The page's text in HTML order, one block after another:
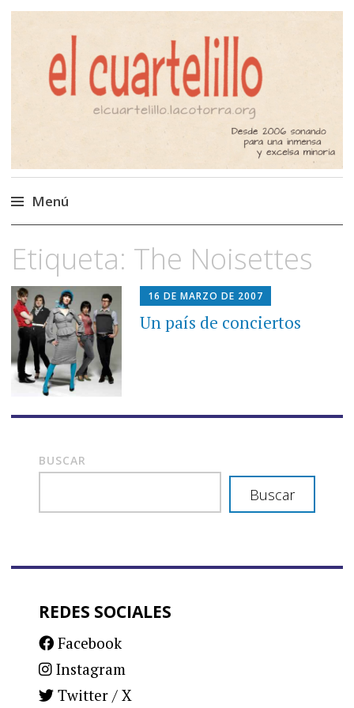
El Cuartelillo
Programa de radio de música
independiente. Podcast
Menú
al
contenido
Etiqueta: The Noisettes
16 DE MARZO DE 2007
Un país de conciertos
BUSCAR
Buscar
REDES SOCIALES
Facebook
Instagram
Twitter / X